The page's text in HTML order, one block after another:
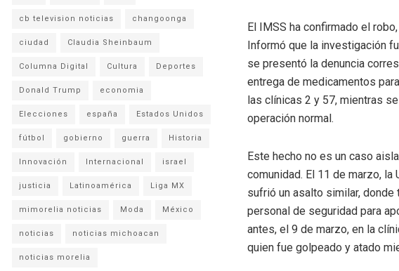
El IMSS ha confirmado el
Informó que la investigación
se presentó la denuncia
entrega de medicamentos
las clínicas 2 y 57, mientras
operación normal.
Este hecho no es un caso
comunidad. El 11 de marzo,
sufrió un asalto similar,
personal de seguridad para
antes, el 9 de marzo, en la
quien fue golpeado y atado
cb television noticias changoonga
ciudad Claudia Sheinbaum
Columna Digital Cultura Deportes
Donald Trump economia
Elecciones españa Estados Unidos
fútbol gobierno guerra Historia
Innovación Internacional israel
justicia Latinoamérica Liga MX
mimorelia noticias Moda México
noticias noticias michoacan
noticias morelia